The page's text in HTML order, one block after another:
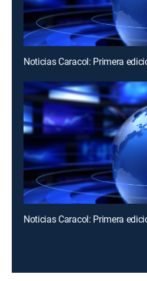
Noticias Caracol: Primera
Noticias Caracol: Primera